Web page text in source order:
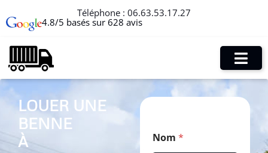
Téléphone : 06.63.53.17.27
4.8/5 basés sur 628 avis
LOUER UNE
BENNE
À
Nom *